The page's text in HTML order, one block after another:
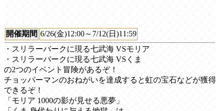
開催期間 6/26(金)12:00～7/12(日)11:59
・スリラーバークに現る七武海 VSモリア
・スリラーバークに現る七武海 VSくま
の2つのイベント冒険があるぞ！
チョッパーマンのおねがいを達成すると虹の宝石などが獲得
できるぞ！
「モリア 1000の影が見せる悪夢」